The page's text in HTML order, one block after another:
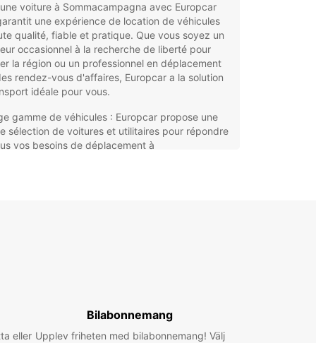
voiture à Sommacampagna avec Europcar
une expérience de location de véhicules
qualité, fiable et pratique. Que vous soyez un
occasionnel à la recherche de liberté pour
la région ou un professionnel en déplacement
rendez-vous d'affaires, Europcar a la solution
idéale pour vous.
gamme de véhicules : Europcar propose une
sélection de voitures et utilitaires pour répondre
vos besoins de déplacement à
client de qualité : L'équipe Europcar à
est dédiée à vous offrir un service
exceptionnel du début à la fin de votre
eller
Bilabonnemang
Upplev friheten med bilabonnemang! Välj